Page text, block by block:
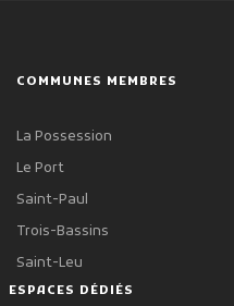
COMMUNES MEMBRES
La Possession
Le Port
Saint-Paul
Trois-Bassins
Saint-Leu
ESPACES DÉDIÉS